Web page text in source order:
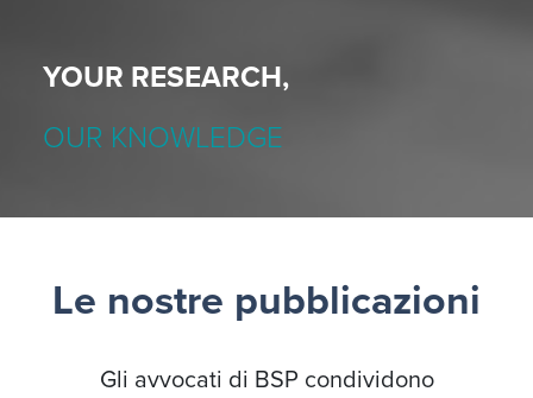
YOUR RESEARCH,
OUR KNOWLEDGE
Le nostre pubblicazioni
Gli avvocati di BSP condividono